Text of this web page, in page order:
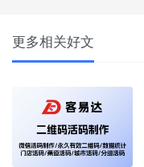
更多相关好文